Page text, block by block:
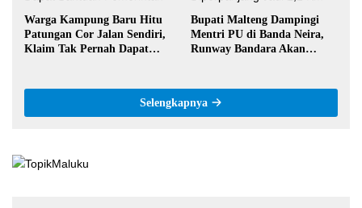
Warga Kampung Baru Hitu
Patungan Cor Jalan Sendiri,
Klaim Tak Pernah Dapat
Bupati Malteng Dampingi
Mentri PU di Banda Neira,
Runway Bandara Akan
Selengkapnya